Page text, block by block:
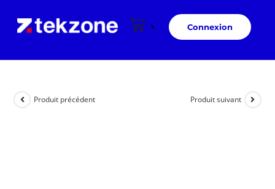
Connexion
Produit précédent Produit suivant